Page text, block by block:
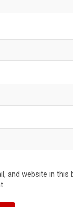
and website in